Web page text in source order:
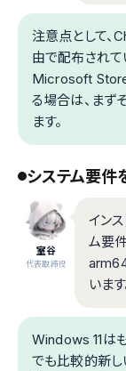
注意点として
由で配布されて
Microsoft Store
る場合は、まず
ます。
システム要件
室谷
代表取締役
イン
ム要
います
Windows 11は
でも比較的新し